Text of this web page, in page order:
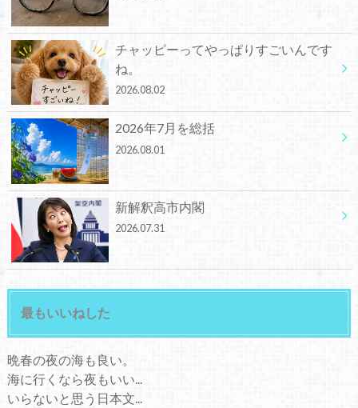
チャッピーってやっぱりすごいんです
ね。
2026.08.02
2026年7月を総括
2026.08.01
新解釈高市内閣
2026.07.31
最もいいねした
晩春の夜の海も良い。
海に行くなら夜もいい...
いらないと思う日本文...